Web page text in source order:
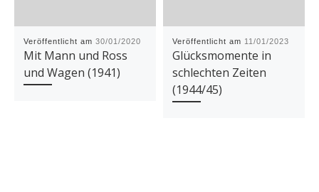
Veröffentlicht am 30/01/2020
Mit Mann und Ross
und Wagen (1941)
Veröffentlicht am 11/01/2023
Glücksmomente in
schlechten Zeiten
(1944/45)